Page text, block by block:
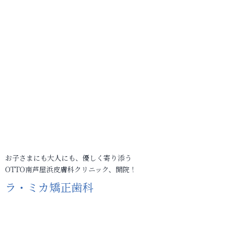
お子さまにも大人にも、優しく寄り添う
OTTO南芦屋浜皮膚科クリニック、開院！
ラ・ミカ矯正歯科